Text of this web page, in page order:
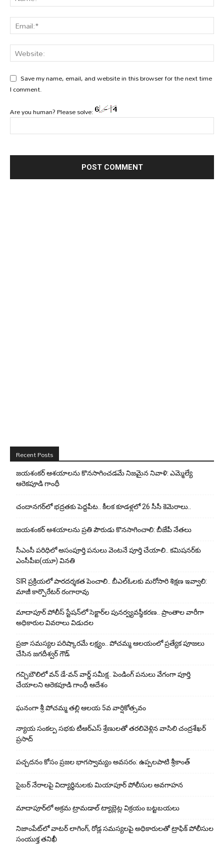
Save my name, email, and website in this browser for the next time
I comment.
Are you human? Please solve:
Recent Posts
జయశంకర్ ఆశయాలను కొనసాగించడమే నిజమైన నివాళి: ఎమ్మెల్యే
ఆరెక‌పూడి గాంధీ
చందానగర్‌లో భద్రతకు పెద్దపీట.. కీలక కూడళ్లలో 26 సీసీ కెమెరాలు..
జయశంకర్ ఆశయాలను ప్రతి పౌరుడు కొనసాగించాలి: బీజేపీ నేతలు
సీఎంసీ పరిధిలో అసంపూర్తి పనులు వెంటనే పూర్తి చేయాలి.. కమిషనర్‌కు
ఎంసీపీఐ(యూ) వినతి
SIR ప్రక్రియలో పారదర్శకత పెంచాలి.. బీఎల్ఓలకు మరోసారి శిక్షణ ఇవ్వాలి:
మాజీ కార్పొరేటర్ రంగారావు
మాదాపూర్ పోలీస్‌ స్టేషన్‌లో సెక్టార్‌ల పునర్వ్యవస్థీకరణ.. ప్రాంతాల వారీగా
అధికారుల వివరాలు విడుదల
ప్రజా సమస్యల పరిష్కారమే లక్ష్యం.. పోచమ్మ ఆలయంలో ప్రత్యేక పూజలు
చేసిన జగదీశ్వర్ గౌడ్
గచ్చిబౌలిలో వన్ డే-వన్ వార్డ్ సమీక్ష.. పెండింగ్ పనులు వేగంగా పూర్తి
చేయాలని ఆరెకపూడి గాంధీ ఆదేశం
ఘ‌నంగా శ్రీ పోచమ్మ త‌ల్లి ఆలయ 5వ వార్షికోత్సవం
న్యాయ సంక‌ల్ప స‌భ‌కు టీఆర్ఎస్ శ్రేణుల‌తో త‌ర‌లివెళ్లిన వాసిలి చంద్ర‌శేఖ‌ర్
ప్ర‌సాద్
పచ్చదనం కోసం ప్రజల భాగస్వామ్యం అవసరం: ఉప్పలపాటి శ్రీకాంత్
సైబర్ నేరాలపై విద్యార్థినులకు మియాపూర్ పోలీసుల అవగాహన
మాదాపూర్‌లో అక్రమ ట్రామడాల్ ట్యాబ్లెట్ల విక్రయం బట్టబయలు
నిజాంపేట్‌లో వాటర్ లాగింగ్, రోడ్ల సమస్యలపై అధికారులతో ట్రాఫిక్ పోలీసుల
సంయుక్త తనిఖీ